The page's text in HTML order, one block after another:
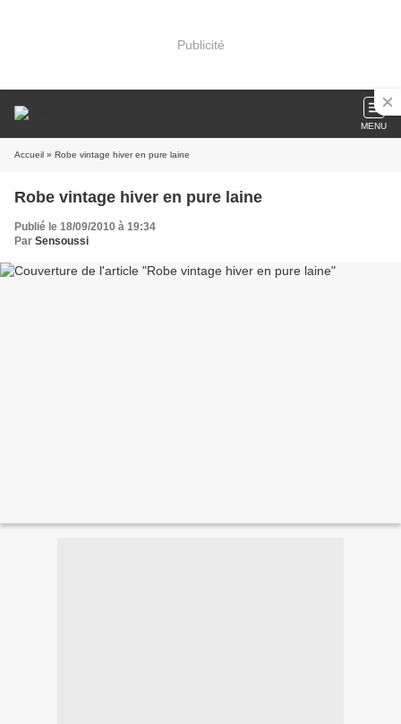
Publicité
MENU
Accueil » Robe vintage hiver en pure laine
Robe vintage hiver en pure laine
Publié le 18/09/2010 à 19:34
Par Sensoussi